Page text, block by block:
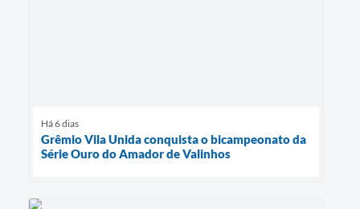
Há 6 dias
Grêmio Vila Unida conquista o bicampeonato da
Série Ouro do Amador de Valinhos